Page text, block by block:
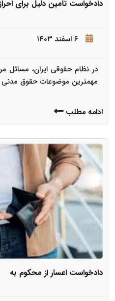
دادخواست تامین دلیل برای
۶ اسفند ۱۴۰۳
در نظام حقوقی ایران، مسائل
مهمترین موضوعات حقوق مدنی
ادامه مطلب
دادخواست اعسار از محکوم به